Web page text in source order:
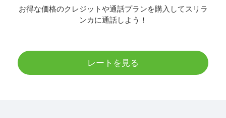
お得な価格のクレジットや通話プランを購入してスリラ
ンカに通話しよう！
レートを見る